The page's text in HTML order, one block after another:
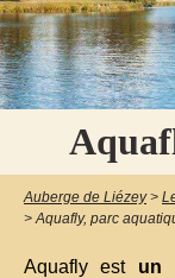
Auberge de Liézey >
> Aquafly, parc
Aquafly est un